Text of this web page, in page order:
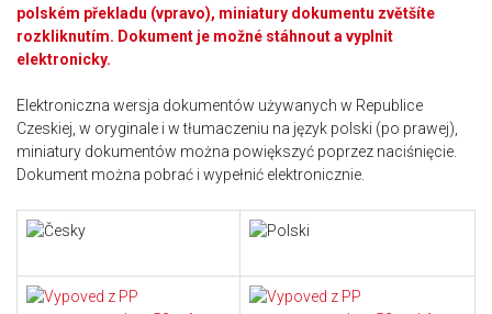
polském překladu (vpravo), miniatury dokumentu zvětšíte
rozkliknutím. Dokument je možné stáhnout a vyplnit
elektronicky.
Elektroniczna wersja dokumentów używanych w Republice
Czeskiej, w oryginale i w tłumaczeniu na język polski (po prawej),
miniatury dokumentów można powiększyć poprzez naciśnięcie.
Dokument można pobrać i wypełnić elektronicznie.